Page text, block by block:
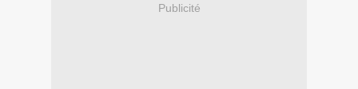
Publicité